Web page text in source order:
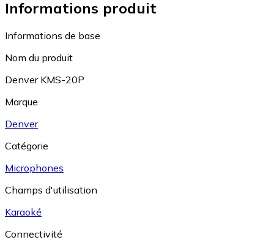
Informations produit
Informations de base
Nom du produit
Denver KMS-20P
Marque
Denver
Catégorie
Microphones
Champs d'utilisation
Karaoké
Connectivité